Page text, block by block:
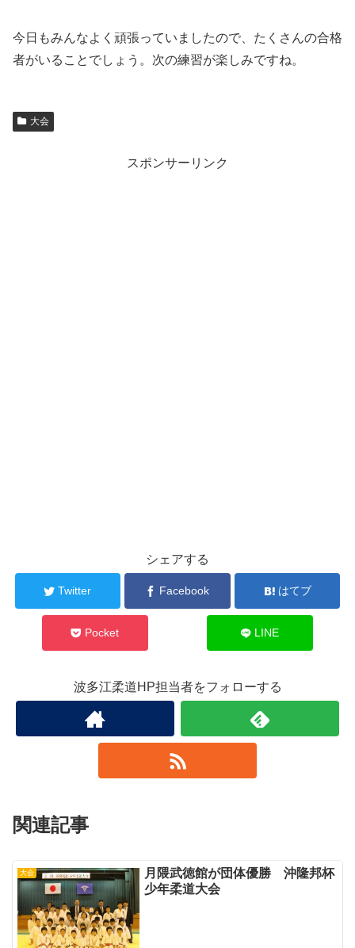
今日もみんなよく頑張っていましたので、たくさんの合格
者がいることでしょう。次の練習が楽しみですね。
大会
スポンサーリンク
シェアする
Twitter Facebook はてブ
Pocket LINE
波多江柔道HP担当者をフォローする
関連記事
大会
月隈武徳館が団体優勝 沖隆邦杯
少年柔道大会